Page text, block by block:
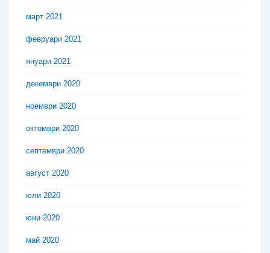
март 2021
февруари 2021
януари 2021
декември 2020
ноември 2020
октомври 2020
септември 2020
август 2020
юли 2020
юни 2020
май 2020